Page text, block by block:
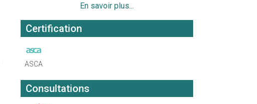
En savoir plus...
Certification
ASCA
Consultations